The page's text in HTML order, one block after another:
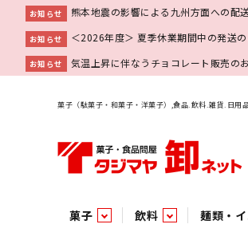
お知らせ 熊本地震の影響による九州方面への配
お知らせ ＜2026年度＞ 夏季休業期間中の発送
お知らせ 気温上昇に伴なうチョコレート販売の
菓子（駄菓子・和菓子・洋菓子）,食品.飲料.雑貨.日用
菓子 飲料 麺類・